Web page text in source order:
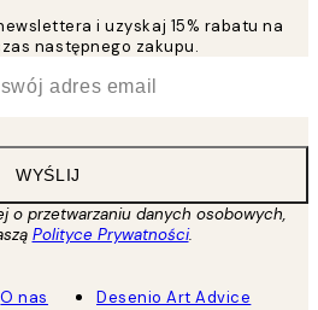
i uzyskaj 15% rabatu na
następnego zakupu.
WYŚLIJ
o przetwarzaniu danych osobowych,
Polityce Prywatności.
O nas
Desenio Art Advice